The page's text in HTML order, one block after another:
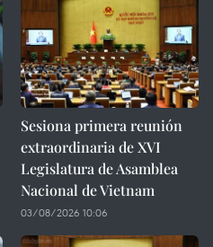
Sesiona primera reunión
extraordinaria de XVI
Legislatura de Asamblea
Nacional de Vietnam
03/08/2026 10:06